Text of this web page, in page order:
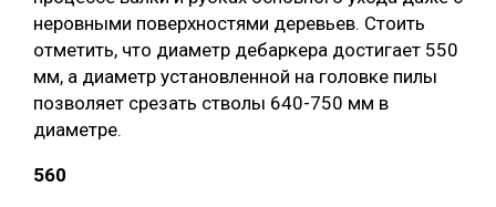
неровными поверхностями деревьев. Стоить
отметить, что диаметр дебаркера достигает 550
мм, а диаметр установленной на головке пилы
позволяет срезать стволы 640-750 мм в
диаметре.
560